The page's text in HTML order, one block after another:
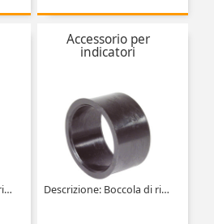
Descrizione: Boccola di riduzione
Accessorio per
indicatori
Descrizione: Boccola di riduzione